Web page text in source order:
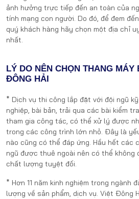
ảnh hưởng trực tiếp đến an toàn của
tính mạng con người. Do đó, để đem
quý khách hàng hãy chọn một địa chỉ
nhất.
LÝ DO NÊN CHỌN THANG MÁY
ĐÔNG HẢI
* Dịch vụ thi công lắp đặt với đội ngũ
nghiệp, bài bản, trải qua các bài kiểm
tham gia công tác, có thể xử lý được
trong các công trình lớn nhỏ. Đây là
nào cũng có thể đáp ứng. Hầu hết các
ngũ được thuê ngoài nên có thể không
chất lượng tuyệt đối.
* Hơn 11 năm kinh nghiệm trong ngành
lượng về sản phẩm, dịch vụ. Việt Đông